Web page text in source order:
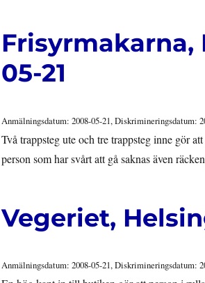
Frisyrmakarna,
05-21
Anmälningsdatum: 2008-05-21, Diskrimineringsdatum:
Två trappsteg ute och tre trappsteg inne gör
person som har svårt att gå saknas även
Vegeriet,
Anmälningsdatum: 2008-05-21, Diskrimineringsdatum: